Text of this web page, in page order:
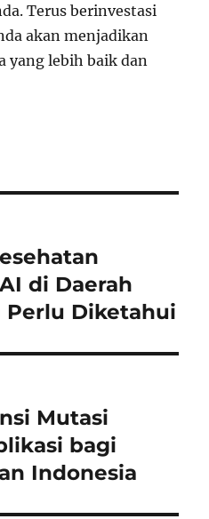
Terus berinvestasi
akan menjadikan
yang lebih baik dan
di Daerah
Perlu Diketahui
Mutasi
bagi
Indonesia